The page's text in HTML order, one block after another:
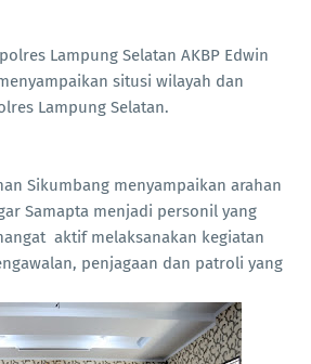
Lampung Selatan AKBP Edwin
situsi wilayah dan
Lampung Selatan.
Sikumbang menyampaikan arahan
Samapta menjadi personil yang
aktif melaksanakan kegiatan
penjagaan dan patroli yang